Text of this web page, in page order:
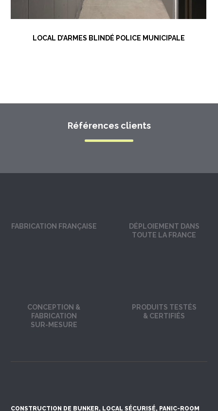
LOCAL D’ARMES BLINDÉ POLICE MUNICIPALE
Références clients
FABRICATION FRANÇAISE
DÉPLOIEMENT DANS
TOUTE LA FRANCE
CONCEPTION &
FABRICATION
SUR-MESURE
PRODUITS TESTÉS
& CERTIFIÉS
CONSTRUCTION DE BUNKER, LOCAL SÉCURISÉ, PANIC-ROOM